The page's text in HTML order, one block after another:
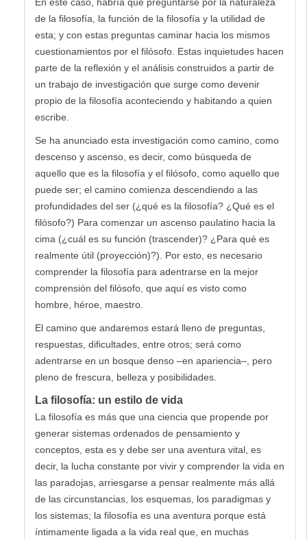
de la filosofía, la función de la filosofía y la utilidad de
esta; y con estas preguntas caminar hacia los mismos
cuestionamientos por el filósofo. Estas inquietudes hacen
parte de la reflexión y el análisis construidos a partir de
un trabajo de investigación que surge como devenir
propio de la filosofía aconteciendo y habitando a quien
escribe.
Se ha anunciado esta investigación como camino, como
descenso y ascenso, es decir, como búsqueda de
aquello que es la filosofía y el filósofo, como aquello que
puede ser; el camino comienza descendiendo a las
profundidades del ser (¿qué es la filosofía? ¿Qué es el
filósofo?) Para comenzar un ascenso paulatino hacia la
cima (¿cuál es su función (trascender)? ¿Para qué es
realmente útil (proyección)?). Por esto, es necesario
comprender la filosofía para adentrarse en la mejor
comprensión del filósofo, que aquí es visto como
hombre, héroe, maestro.
El camino que andaremos estará lleno de preguntas,
respuestas, dificultades, entre otros; será como
adentrarse en un bosque denso –en apariencia–, pero
pleno de frescura, belleza y posibilidades.
La filosofía: un estilo de vida
La filosofía es más que una ciencia que propende por
generar sistemas ordenados de pensamiento y
conceptos, esta es y debe ser una aventura vital, es
decir, la lucha constante por vivir y comprender la vida en
las paradojas, arriesgarse a pensar realmente más allá
de las circunstancias, los esquemas, los paradigmas y
los sistemas; la filosofía es una aventura porque está
íntimamente ligada a la vida real que, en muchas